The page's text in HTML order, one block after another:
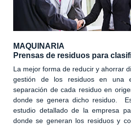
MAQUINARIA
Prensas de residuos para
La mejor forma de reducir y ahorrar
gestión de los residuos en una
separación de cada residuo en
donde se genera dicho residuo.
estudio detallado de la empresa
donde se generan los residuos y